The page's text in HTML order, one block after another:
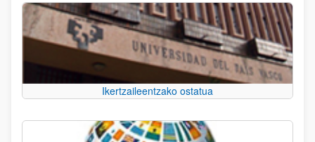
Ikertzaileentzako ostatua